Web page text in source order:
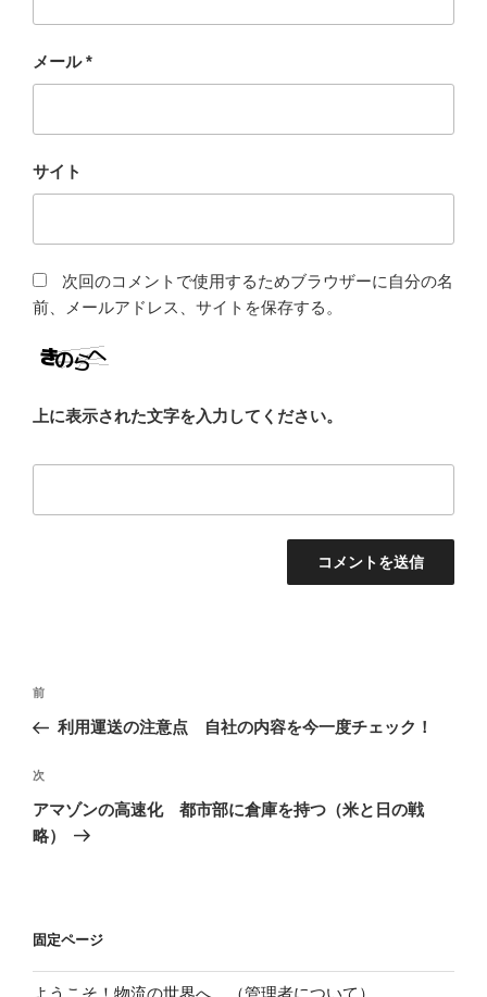
メール*
サイト
次回のコメントで使用するためブラウザーに自分の名
前、メールアドレス、サイトを保存する。
上に表示された文字を入力してください。
投
ビ
ゲ
ー
過
去
投
稿
前
利用運送の注意点 自社の内容を今一度チェック！
次
の
投
次
アマゾンの高速化 都市部に倉庫を持つ（米と日の戦
略）
固定ページ
ようこそ！物流の世界へ （管理者について）